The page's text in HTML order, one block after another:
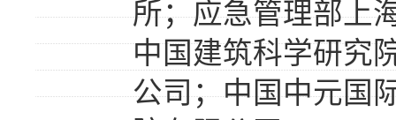
所；应急管理部上
中国建筑科学研究
公司；中国中元国